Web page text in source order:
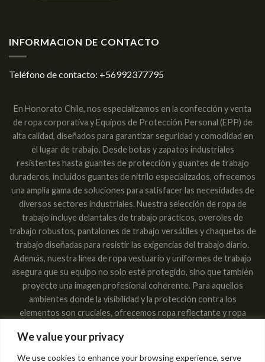
We value your privacy
We use cookies to enhance your browsing experience, serve
INFORMACION DE CONTACTO
Teléfono de contacto: +56992377795
En Honorato Chile, nos especializamos en la confección y venta
de ropa corporativa y Equipos de Protección Personal (EPP) de
alta calidad, diseñados para garantizar seguridad y comodidad en
el lugar de trabajo. Desde botas y zapatos industriales
resistentes hasta guantes de protección y guantes de trabajo
duraderos, incluidos guantes de nitrilo especializados, ofrecemos
una amplia gama de soluciones para satisfacer las necesidades de
diversos sectores industriales. Nuestra selección de ropa de
trabajo incluye delantales de trabajo prácticos, overoles de
trabajo robustos, pantalones de trabajo versátiles y chaquetas de
trabajo diseñadas para resistir las exigencias del trabajo diario.
Además, nuestra línea de ropa vestuario y uniformes de trabajo
asegura que su equipo no solo esté protegido, sino que también
proyecte una imagen profesional coherente. Para aquellos
ambientes donde la visibilidad y la protección contra los
elementos son cruciales, ofrecemos ropa reflectante y ropa
estén secos en cualquier condición. Las máscaras respiratorias,
lentes de seguridad industrial y lentes de protección